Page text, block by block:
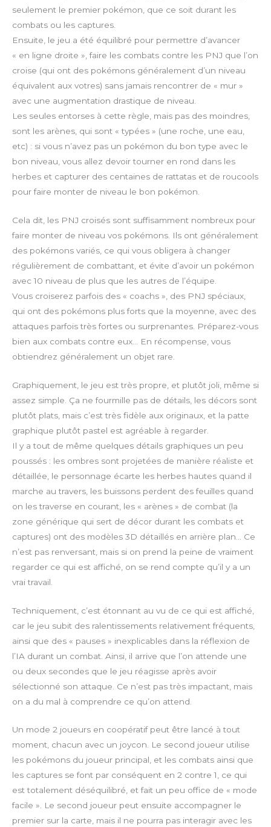
seulement le premier pokémon, que ce soit durant les
combats ou les captures.
Ensuite, le jeu a été équilibré pour permettre d’avancer
« en ligne droite », faire les combats contre les PNJ que l’on
croise (qui ont des pokémons généralement d’un niveau
équivalent aux votres) sans jamais rencontrer de « mur »
avec une augmentation drastique de niveau.
Les seules entorses à cette règle, mais pas des moindres,
sont les arènes, qui sont « typées » (une roche, une eau,
etc) : si vous n’avez pas un pokémon du bon type avec le
bon niveau, vous allez devoir tourner en rond dans les
herbes et capturer des centaines de rattatas et de roucools
pour faire monter de niveau le bon pokémon.
Cela dit, les PNJ croisés sont suffisamment nombreux pour
faire monter de niveau vos pokémons. Ils ont généralement
des pokémons variés, ce qui vous obligera à changer
régulièrement de combattant, et évite d’avoir un pokémon
avec 10 niveau de plus que les autres de l’équipe.
Vous croiserez parfois des « coachs », des PNJ spéciaux,
qui ont des pokémons plus forts que la moyenne, avec des
attaques parfois très fortes ou surprenantes. Préparez-vous
bien aux combats contre eux… En récompense, vous
obtiendrez généralement un objet rare.
Graphiquement, le jeu est très propre, et plutôt joli, même si
assez simple. Ça ne fourmille pas de détails, les décors sont
plutôt plats, mais c’est très fidèle aux originaux, et la patte
graphique plutôt pastel est agréable à regarder.
Il y a tout de même quelques détails graphiques un peu
poussés : les ombres sont projetées de manière réaliste et
détaillée, le personnage écarte les herbes hautes quand il
marche au travers, les buissons perdent des feuilles quand
on les traverse en courant, les « arènes » de combat (la
zone générique qui sert de décor durant les combats et
captures) ont des modèles 3D détaillés en arrière plan… Ce
n’est pas renversant, mais si on prend la peine de vraiment
regarder ce qui est affiché, on se rend compte qu’il y a un
vrai travail.
Techniquement, c’est étonnant au vu de ce qui est affiché,
car le jeu subit des ralentissements relativement fréquents,
ainsi que des « pauses » inexplicables dans la réflexion de
l’IA durant un combat. Ainsi, il arrive que l’on attende une
ou deux secondes que le jeu réagisse après avoir
sélectionné son attaque. Ce n’est pas très impactant, mais
on a du mal à comprendre ce qu’on attend.
Un mode 2 joueurs en coopératif peut être lancé à tout
moment, chacun avec un joycon. Le second joueur utilise
les pokémons du joueur principal, et les combats ainsi que
les captures se font par conséquent en 2 contre 1, ce qui
est totalement déséquilibré, et fait un peu office de « mode
facile ». Le second joueur peut ensuite accompagner le
premier sur la carte, mais il ne pourra pas interagir avec les